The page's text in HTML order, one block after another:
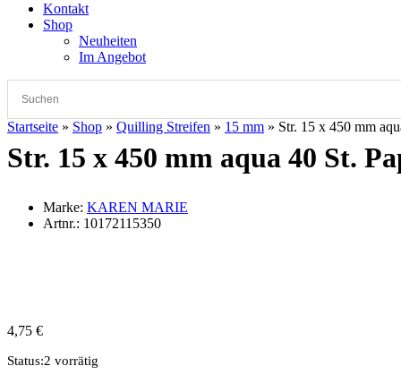
Kontakt
Shop
Neuheiten
Im Angebot
Startseite » Shop » Quilling Streifen » 15 mm » Str. 15 x 450 mm
Str. 15 x 450 mm aqua 40 St.
Marke: KAREN MARIE
Artnr.: 10172115350
4,75 €
Status:2 vorrätig